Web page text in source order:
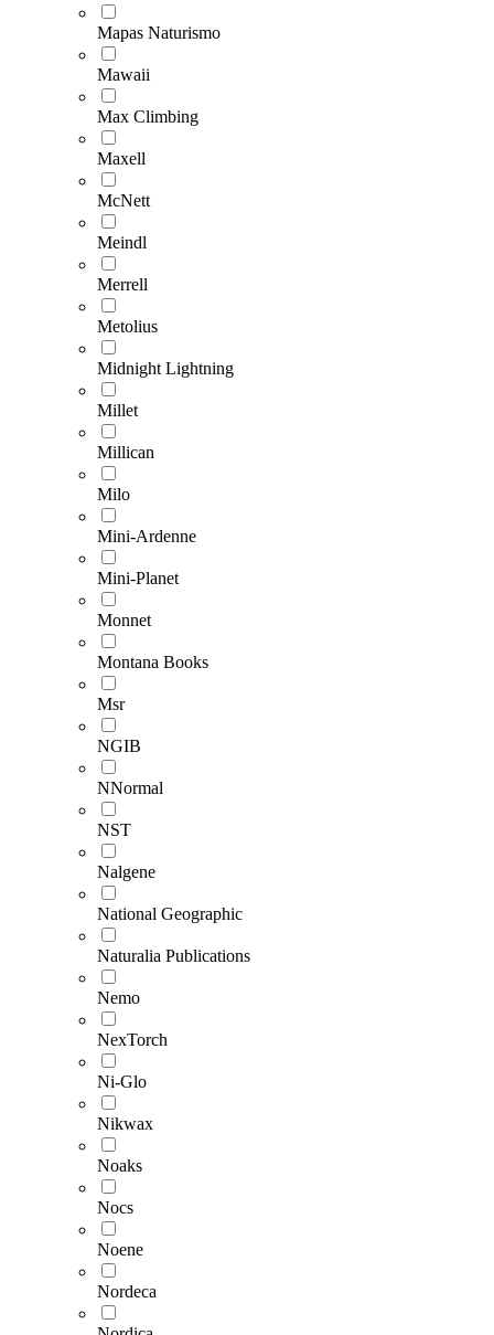
Mapas Naturismo
Mawaii
Max Climbing
Maxell
McNett
Meindl
Merrell
Metolius
Midnight Lightning
Millet
Millican
Milo
Mini-Ardenne
Mini-Planet
Monnet
Montana Books
Msr
NGIB
NNormal
NST
Nalgene
National Geographic
Naturalia Publications
Nemo
NexTorch
Ni-Glo
Nikwax
Noaks
Nocs
Noene
Nordeca